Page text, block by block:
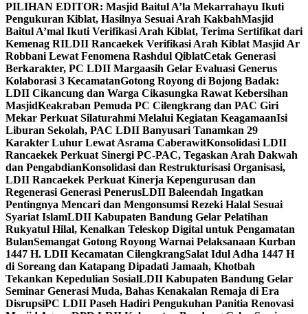
PILIHAN EDITOR: Masjid Baitul A’la Mekarrahayu Ikuti
Pengukuran Kiblat, Hasilnya Sesuai Arah KakbahMasjid
Baitul A’mal Ikuti Verifikasi Arah Kiblat, Terima Sertifikat dari
Kemenag RILDII Rancaekek Verifikasi Arah Kiblat Masjid Ar
Robbani Lewat Fenomena Rashdul QiblatCetak Generasi
Berkarakter, PC LDII Margaasih Gelar Evaluasi Generus
Kolaborasi 3 KecamatanGotong Royong di Bojong Badak:
LDII Cikancung dan Warga Cikasungka Rawat Kebersihan
MasjidKeakraban Pemuda PC Cilengkrang dan PAC Giri
Mekar Perkuat Silaturahmi Melalui Kegiatan KeagamaanIsi
Liburan Sekolah, PAC LDII Banyusari Tanamkan 29
Karakter Luhur Lewat Asrama CaberawitKonsolidasi LDII
Rancaekek Perkuat Sinergi PC-PAC, Tegaskan Arah Dakwah
dan PengabdianKonsolidasi dan Restrukturisasi Organisasi,
LDII Rancaekek Perkuat Kinerja Kepengurusan dan
Regenerasi Generasi PenerusLDII Baleendah Ingatkan
Pentingnya Mencari dan Mengonsumsi Rezeki Halal Sesuai
Syariat IslamLDII Kabupaten Bandung Gelar Pelatihan
Rukyatul Hilal, Kenalkan Teleskop Digital untuk Pengamatan
BulanSemangat Gotong Royong Warnai Pelaksanaan Kurban
1447 H. LDII Kecamatan CilengkrangSalat Idul Adha 1447 H
di Soreang dan Katapang Dipadati Jamaah, Khotbah
Tekankan Kepedulian SosialLDII Kabupaten Bandung Gelar
Seminar Generasi Muda, Bahas Kenakalan Remaja di Era
DisrupsiPC LDII Paseh Hadiri Pengukuhan Panitia Renovasi